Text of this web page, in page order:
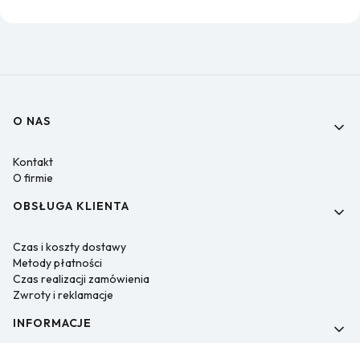
Linki w stopce
O NAS
Kontakt
O firmie
OBSŁUGA KLIENTA
Czas i koszty dostawy
Metody płatności
Czas realizacji zamówienia
Zwroty i reklamacje
INFORMACJE